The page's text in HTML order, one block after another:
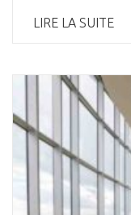
LIRE LA SUITE